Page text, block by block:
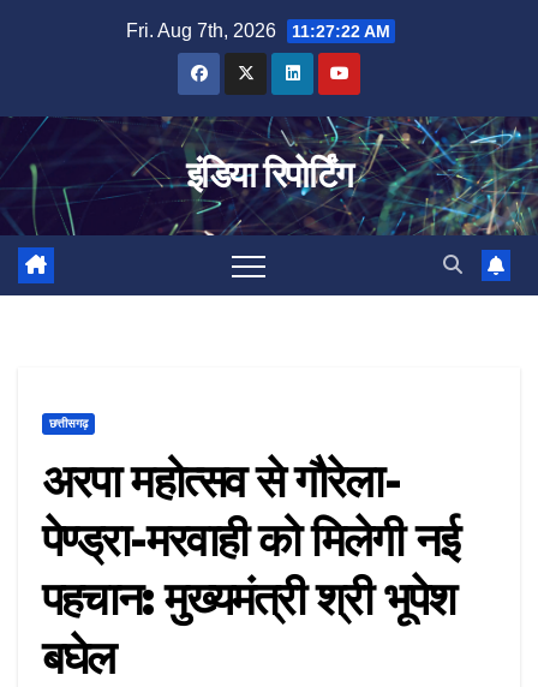
Fri. Aug 7th, 2026 11:27:23 AM
इंडिया रिपोर्टिंग
छत्तीसगढ़
अरपा महोत्सव से गौरेला-
पेण्ड्रा-मरवाही को मिलेगी नई
पहचान: मुख्यमंत्री श्री भूपेश
बघेल